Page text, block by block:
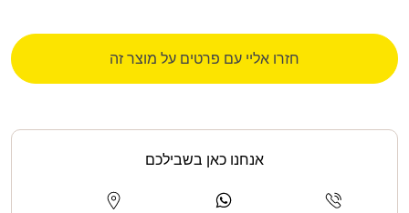
חזרו אליי עם פרטים על מוצר זה
אנחנו כאן בשבילכם